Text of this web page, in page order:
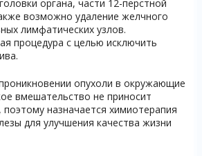
органа, части 12-перстной
возможно удаление желчного
лимфатических узлов.
процедура с целью исключить
опухоли в окружающие
вмешательство не приносит
назначается химиотерапия
для улучшения качества жизни